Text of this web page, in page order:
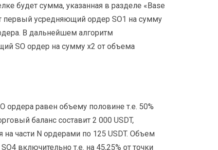
будет сумма, указанная в разделе «Base
первый усредняющий ордер SO1 на сумму
В дальнейшем алгоритм
SO ордер на сумму х2 от объема
ордера равен объему половине т.е. 50%
баланс составит 2 000 USDT,
части N ордерами по 125 USDT. Объем
включительно т.е. на 45,25% от точки